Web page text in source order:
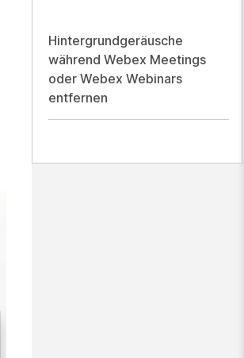
Hintergrundgeräusche
während Webex Meetings
oder Webex Webinars
entfernen